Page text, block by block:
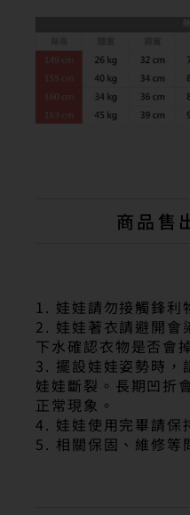
商品售
1. 娃娃請勿接觸鋒利
2. 娃娃著衣請避開會
下水確認衣物是否會
3. 擺設娃娃姿勢時，
娃娃斷裂。長期凹折
正常現象。
4. 娃娃使用完畢請保
5. 相關保固、維修等